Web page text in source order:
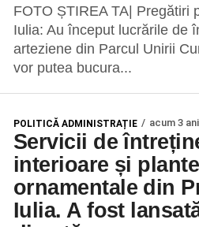
FOTO ȘTIREA TA| Pregătiri
Iulia: Au început lucrările de
arteziene din Parcul Unirii
vor putea bucura...
POLITICĂ ADMINISTRAȚIE acum 3 ani
Servicii de
interioare și
ornamentale din
Iulia. A fost